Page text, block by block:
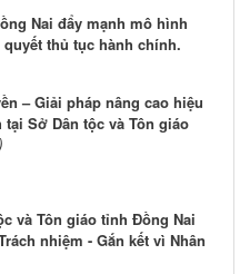
Nai đẩy mạnh mô hình
thủ tục hành chính.
– Giải pháp nâng cao hiệu
Sở Dân tộc và Tôn giáo
và Tôn giáo tỉnh Đồng Nai
nhiệm - Gắn kết vì Nhân